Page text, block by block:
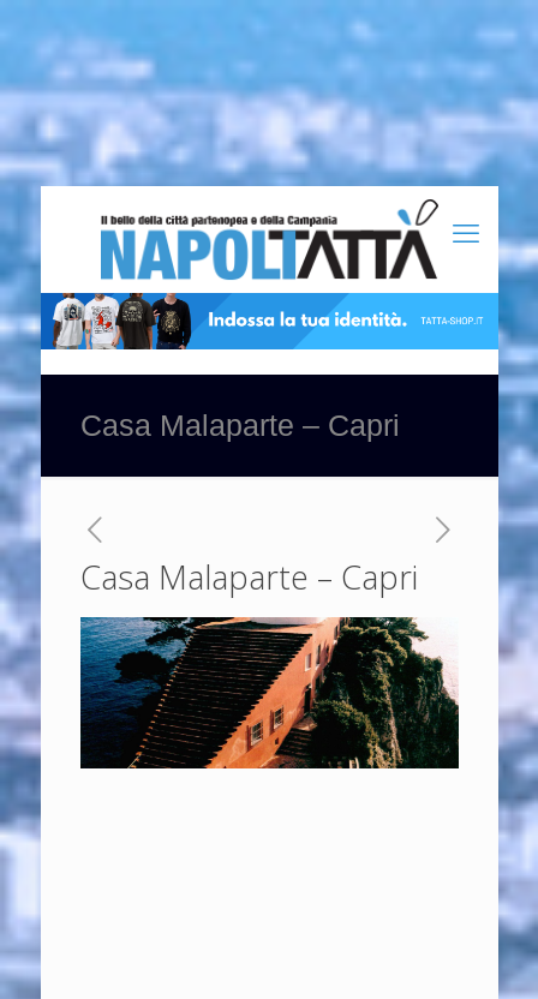
Casa Malaparte – Capri
Casa Malaparte – Capri